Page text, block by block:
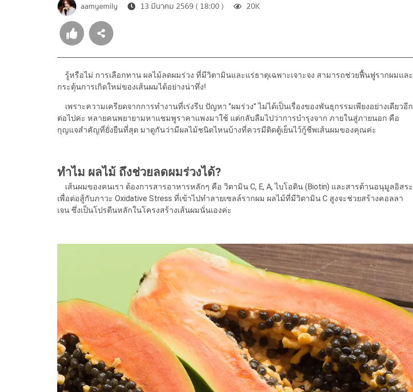
aamyemily 13 มีนาคม 2569 ( 18:00 ) 20K
รู้หรือไม่ การเลือกทาน ผลไม้ลดผมร่วง ที่มีวิตามินและแร่ธาตุเฉพาะเจาะจง สามารถช่วยฟื้นฟูรากผมและ
กระตุ้นการเกิดใหม่ของเส้นผมได้อย่างน่าทึ่ง!
เพราะความเครียดจากการทำงานที่เร่งรีบ ปัญหา "ผมร่วง" ไม่ได้เป็นเรื่องของพันธุกรรมเพียงอย่างเดียวอีก
ต่อไปค่ะ หลายคนพยายามหาแชมพูราคาแพงมาใช้ แต่กลับลืมไปว่าการบำรุงจาก ภายในสู่ภายนอก คือ
กุญแจสำคัญที่ยั่งยืนที่สุด มาดูกันว่ามีผลไม้ชนิดไหนบ้างที่ควรมีติดตู้เย็นไว้กู้ชีพเส้นผมของคุณค่ะ
ทำไม ผลไม้ ถึงช่วยลดผมร่วงได้?
เส้นผมของคนเรา ต้องการสารอาหารหลักๆ คือ วิตามิน C, E, A, ไบโอติน (Biotin) และสารต้านอนุมูลอิสระ
เพื่อต่อสู้กับภาวะ Oxidative Stress ที่เข้าไปทำลายเซลล์รากผม ผลไม้ที่มีวิตามิน C สูงจะช่วยสร้างคอลลา
เจน ซึ่งเป็นโปรตีนหลักในโครงสร้างเส้นผมนั่นเองค่ะ